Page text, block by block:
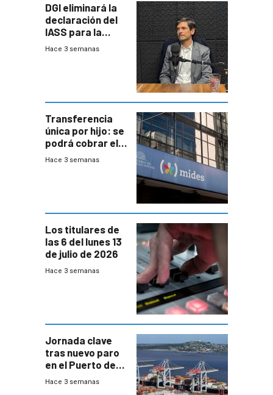
DGI eliminará la
declaración del
IASS para la
mayoría de los
Hace 3 semanas
Transferencia
única por hijo: se
podrá cobrar el
100% en efectivo
Hace 3 semanas
Los titulares de
las 6 del lunes 13
de julio de 2026
Hace 3 semanas
Jornada clave
tras nuevo paro
en el Puerto de
Montevideo
Hace 3 semanas